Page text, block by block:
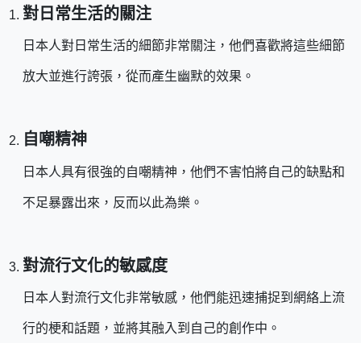
對日常生活的關注
日本人對日常生活的細節非常關注，他們喜歡將這些細節
放大並進行誇張，從而產生幽默的效果。
自嘲精神
日本人具有很強的自嘲精神，他們不害怕將自己的缺點和
不足暴露出來，反而以此為樂。
對流行文化的敏感度
日本人對流行文化非常敏感，他們能迅速捕捉到網絡上流
行的梗和話題，並將其融入到自己的創作中。